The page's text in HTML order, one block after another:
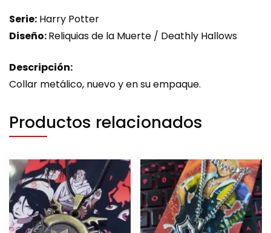
Serie: Harry Potter
Diseño:Reliquias de la Muerte / Deathly Hallows
Descripción:
Collar metálico, nuevo y en su empaque.
Productos relacionados